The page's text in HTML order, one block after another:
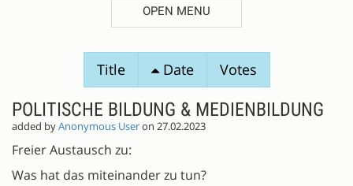
OPEN MENU
Title Date Votes
POLITISCHE BILDUNG & MEDIENBILDUNG
added byAnonymous Useron 27.02.2023
Freier Austausch zu:
Was hat das miteinander zu tun?